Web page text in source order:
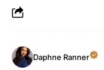
Daphne Ranner